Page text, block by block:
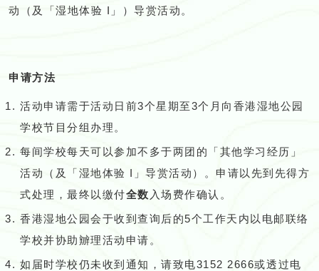
动（及「湿地体验 I」）导赏活动。
申请方法
活动申请需于活动日前3个星期至3个月向香港湿地公园
学校节目分组办理。
每间学校每天可以参加不多于两团的「其他学习经历」
活动（及「湿地体验 I」导赏活动）。申请以先到先得方
式处理，最终以缴付全数 入场费作确认。
香港湿地公园会于收到查询后的5个工作天内以电邮联络
学校并协助辧理活动申请。
如届时学校仍未收到通知，请致电3152 2666或透过电